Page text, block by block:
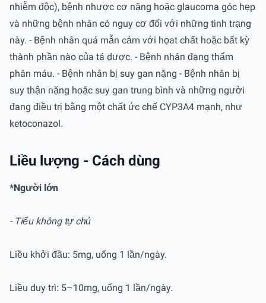
nhiễm độc), bệnh nhược cơ nặng hoặc glaucoma góc hẹp
và những bệnh nhân có nguy cơ đối với những tình trạng
này. - Bệnh nhân quá mẫn cảm với họat chất hoặc bất kỳ
thành phần nào của tá dược. - Bệnh nhân đang thẩm
phân máu. - Bệnh nhân bị suy gan nặng - Bệnh nhân bị
suy thận nặng hoặc suy gan trung bình và những người
đang điều trị bằng một chất ức chế CYP3A4 mạnh, như
ketoconazol.
Liều lượng - Cách dùng
*Người lớn
- Tiểu không tự chủ
Liều khởi đầu: 5mg, uống 1 lần/ngày.
Liều duy trì: 5–10mg, uống 1 lần/ngày.